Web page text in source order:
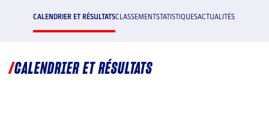
CALENDRIER ET RÉSULTATSCLASSEMENTSTATISTIQUESACTUALITÉS
CALENDRIER ET RÉSULTATS